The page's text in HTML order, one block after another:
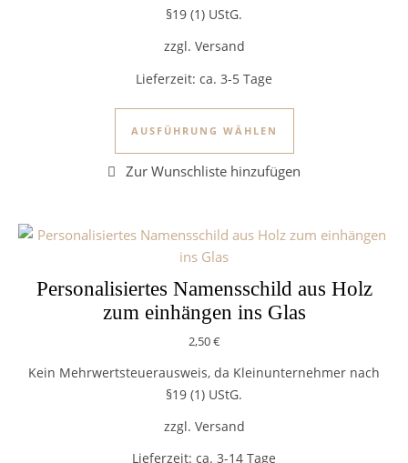
§19 (1) UStG.
zzgl. Versand
Lieferzeit: ca. 3-5 Tage
AUSFÜHRUNG WÄHLEN
Dieses Produkt
Personalisiertes Namensschild aus Holz
zum einhängen ins Glas
2,50€
Kein Mehrwertsteuerausweis, da Kleinunternehmer nach
§19 (1) UStG.
zzgl. Versand
Lieferzeit: ca. 3-14 Tage